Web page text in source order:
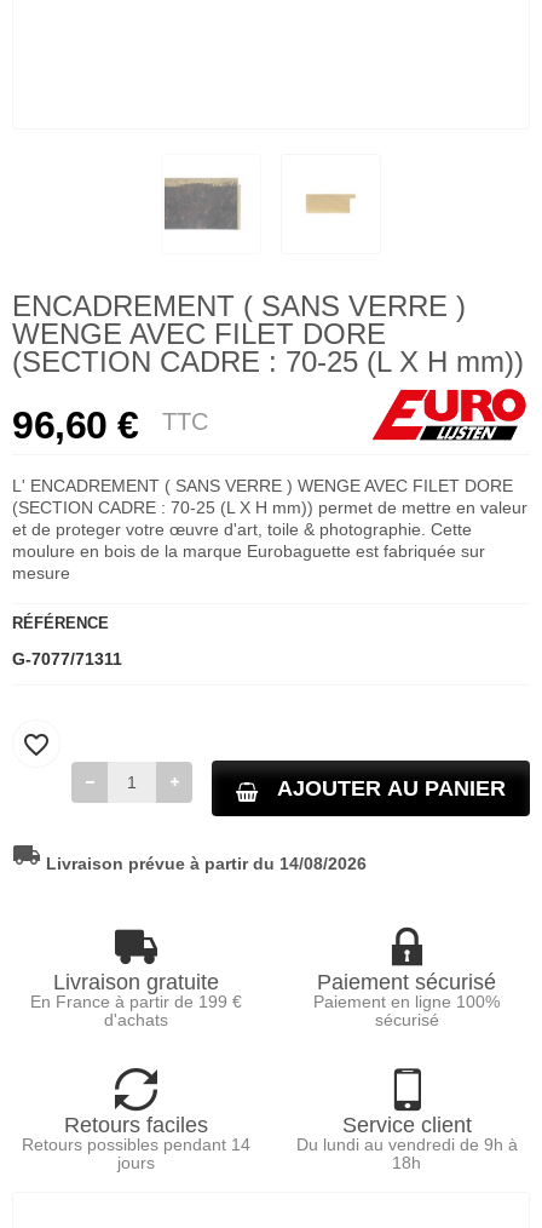
ENCADREMENT ( SANS VERRE )
WENGE AVEC FILET DORE
(SECTION CADRE : 70-25 (L X H mm))
96,60 € TTC
L' ENCADREMENT ( SANS VERRE ) WENGE AVEC FILET DORE
(SECTION CADRE : 70-25 (L X H mm)) permet de mettre en valeur
et de proteger votre œuvre d'art, toile & photographie. Cette
moulure en bois de la marque Eurobaguette est fabriquée sur
mesure
RÉFÉRENCE
G-7077/71311
AJOUTER AU PANIER
favorite_border
local_shipping Livraison prévue à partir du 14/08/2026
Livraison gratuite
En France à partir de 199 €
d'achats
Paiement sécurisé
Paiement en ligne 100%
sécurisé
Retours faciles
Retours possibles pendant 14
jours
Service client
Du lundi au vendredi de 9h à
18h